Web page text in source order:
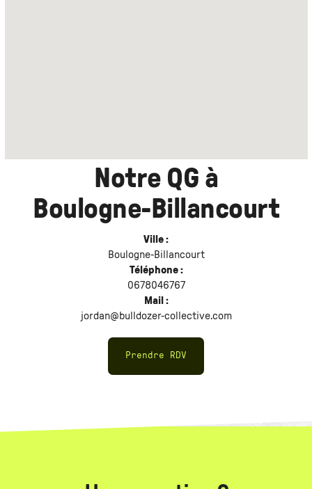
Notre QG à
Boulogne-Billancourt
Ville :
Boulogne-Billancourt
Téléphone :
0678046767
Mail :
jordan@bulldozer-collective.com
Prendre RDV